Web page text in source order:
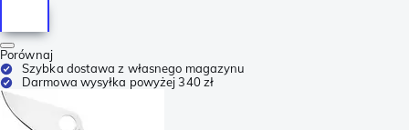
Porównaj
Szybka dostawa z własnego magazynu
Darmowa wysyłka powyżej 340 zł